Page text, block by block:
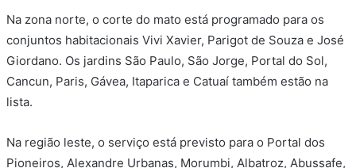
Na zona norte, o corte do mato está programado para os
conjuntos habitacionais Vivi Xavier, Parigot de Souza e José
Giordano. Os jardins São Paulo, São Jorge, Portal do Sol,
Cancun, Paris, Gávea, Itaparica e Catuaí também estão na
lista.
Na região leste, o serviço está previsto para o Portal dos
Pioneiros, Alexandre Urbanas, Morumbi, Albatroz, Abussafe,